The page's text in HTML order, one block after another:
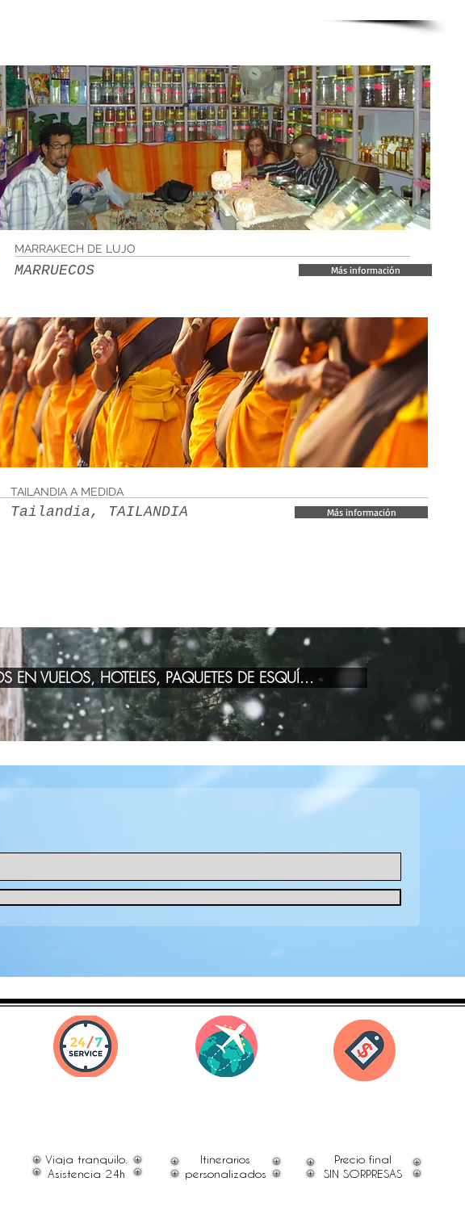
MARRAKECH DE LUJO
MARRUECOS Más información
TAILANDIA A MEDIDA
Tailandia, TAILANDIA Más información
EN VUELOS, HOTELES, PAQUETES DE ESQUÍ...
Viaja tranquilo.
Asistencia 24h
Itinerarios
personalizados
Precio final
SIN SORPRESAS